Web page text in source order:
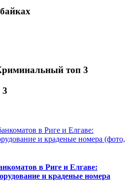
топ 3
в Риге и Елгаве:
и краденые номера